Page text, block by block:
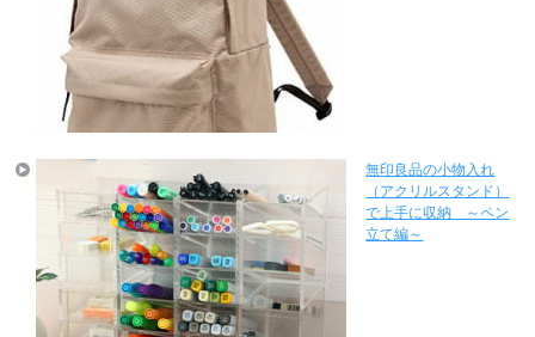
無印良品の小物入れ
（アクリルスタンド）
で上手に収納 ～ペン
立て編～